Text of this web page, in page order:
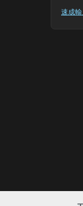
速成